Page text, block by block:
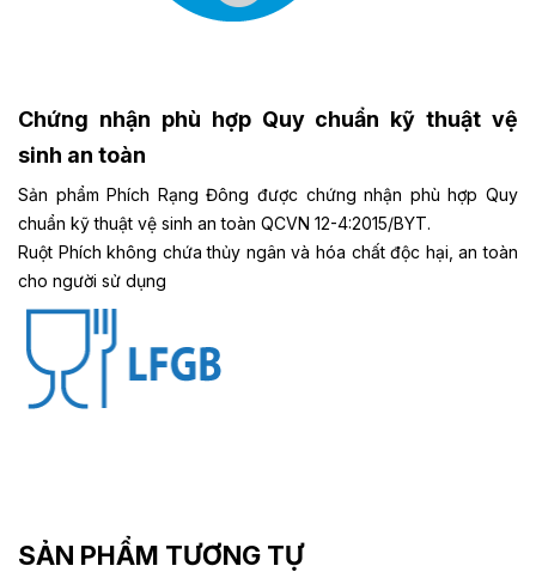
Chứng nhận phù hợp Quy chuẩn kỹ thuật vệ
sinh an toàn
Sản phẩm Phích Rạng Đông được chứng nhận phù hợp Quy
chuẩn kỹ thuật vệ sinh an toàn QCVN 12-4:2015/BYT.
Ruột Phích không chứa thủy ngân và hóa chất độc hại, an toàn
cho người sử dụng
SẢN PHẨM TƯƠNG TỰ